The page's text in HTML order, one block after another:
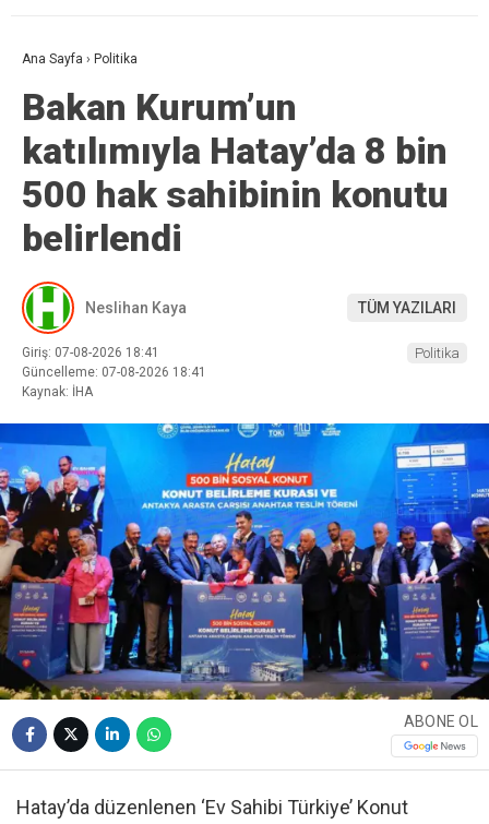
Ana Sayfa › Politika
Bakan Kurum’un
katılımıyla Hatay’da 8 bin
500 hak sahibinin konutu
belirlendi
Neslihan Kaya TÜM YAZILARI
Giriş: 07-08-2026 18:41
Güncelleme: 07-08-2026 18:41
Kaynak: İHA
Politika
ABONE OL
Hatay’da düzenlenen ‘Ev Sahibi Türkiye’ Konut